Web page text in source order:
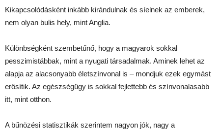
Kikapcsolódásként inkább kirándulnak és síelnek az emberek,
nem olyan bulis hely, mint Anglia.
Különbségként szembetűnő, hogy a magyarok sokkal
pesszimistábbak, mint a nyugati társadalmak. Aminek lehet az
alapja az alacsonyabb életszínvonal is – mondjuk ezek egymást
erősítik. Az egészségügy is sokkal fejlettebb és színvonalasabb
itt, mint otthon.
A bűnözési statisztikák szerintem nagyon jók, nagy a